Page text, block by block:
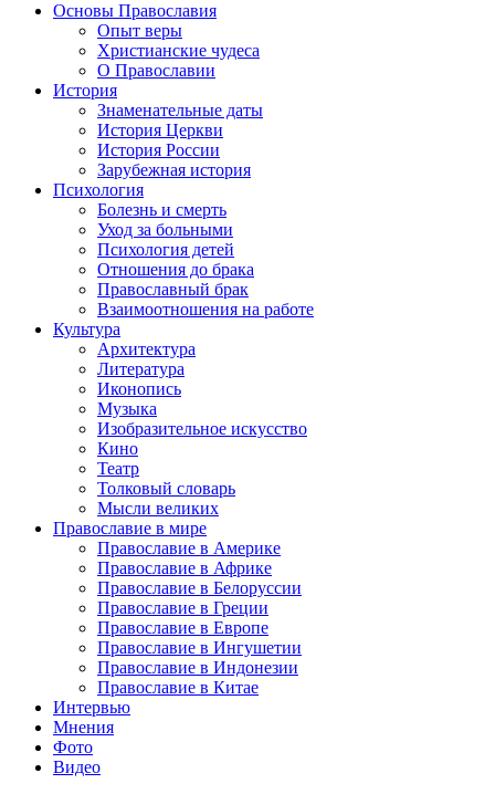
Основы Православия
Опыт веры
Христианские чудеса
О Православии
История
Знаменательные даты
История Церкви
История России
Зарубежная история
Психология
Болезнь и смерть
Уход за больными
Психология детей
Отношения до брака
Православный брак
Взаимоотношения на работе
Культура
Архитектура
Литература
Иконопись
Музыка
Изобразительное искусство
Кино
Театр
Толковый словарь
Мысли великих
Православие в мире
Православие в Америке
Православие в Африке
Православие в Белоруссии
Православие в Греции
Православие в Европе
Православие в Ингушетии
Православие в Индонезии
Православие в Китае
Интервью
Мнения
Фото
Видео